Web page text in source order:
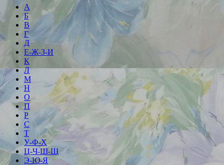
А
Б
В
Г
Д
Е-Ж-З-И
К
Л
М
Н
О
П
Р
С
Т
У-Ф-Х
Ц-Ч-Ш-Щ
Э-Ю-Я